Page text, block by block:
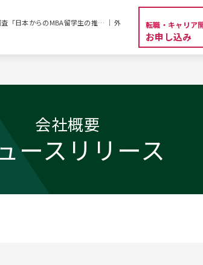
「日本からのMBA留学生の推… ｜ 外
転職・キャリア
お申し込み
会社概要
ースリリース